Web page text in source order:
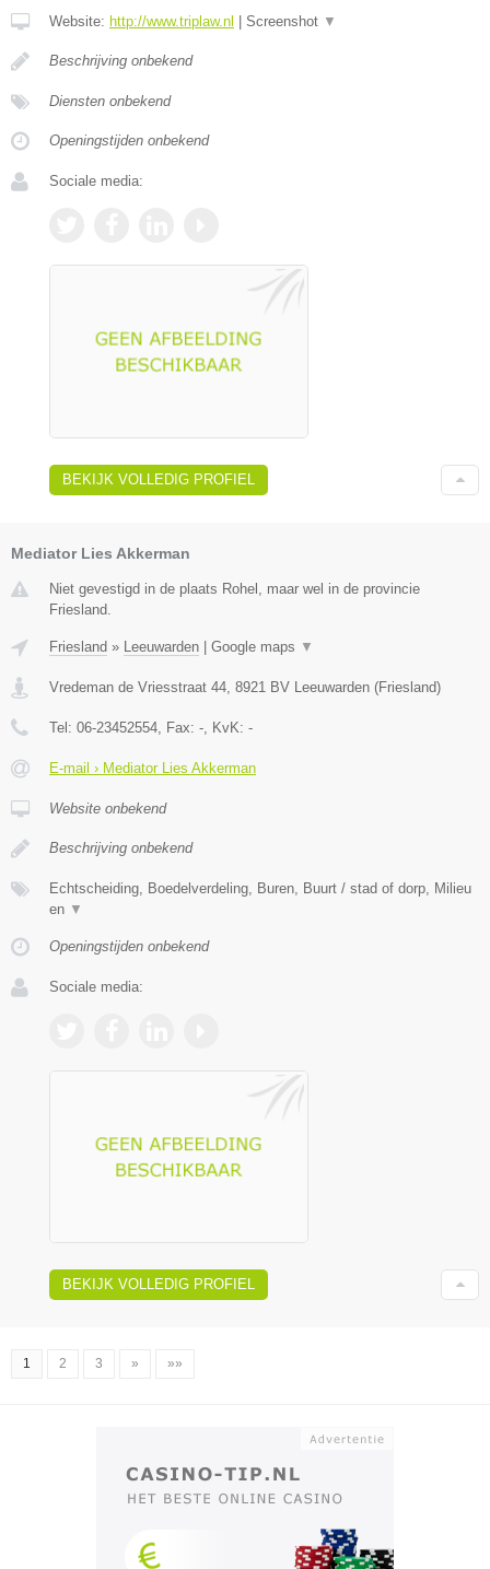
Website: http://www.triplaw.nl Screenshot ▼
Beschrijving onbekend
Diensten onbekend
Openingstijden onbekend
Sociale media:
BEKIJK VOLLEDIG PROFIEL
Mediator Lies Akkerman
Niet gevestigd in de plaats Rohel, maar wel in de provincie
Friesland.
Friesland » Leeuwarden Google maps ▼
Vredeman de Vriesstraat 44 8921 BV Leeuwarden (Friesland)
Tel: 06-23452554 , Fax: - , KvK: -
E-mail › Mediator Lies Akkerman
Website onbekend
Beschrijving onbekend
Echtscheiding, Boedelverdeling, Buren, Buurt / stad of dorp, Milieu
en ▼
Openingstijden onbekend
Sociale media:
BEKIJK VOLLEDIG PROFIEL
1 2 3 » »»